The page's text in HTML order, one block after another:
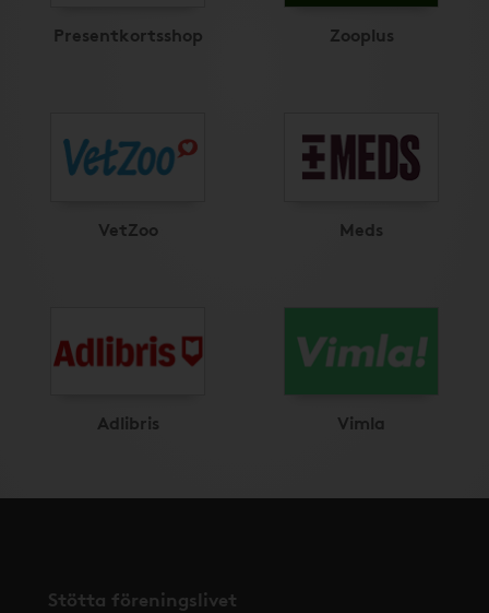
Presentkortsshop Zooplus
VetZoo Meds
Adlibris Vimla
Stötta föreningslivet